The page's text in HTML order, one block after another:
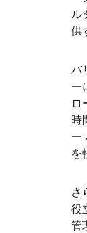
ル
供
バ
ー
ロ
時
ー
を
さ
役
管